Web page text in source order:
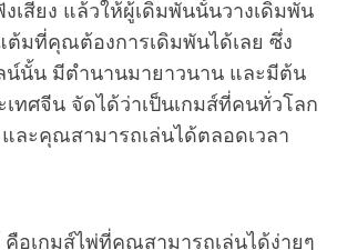
เสียง แล้วให้ผู้เดิมพันนั้นวางเดิมพัน
มที่คุณต้องการเดิมพันได้เลย ซึ่ง
น์นั้น มีตำนานมายาวนาน และมีต้น
เทศจีน จัดได้ว่าเป็นเกมส์ที่คนทั่วโลก
ละคุณสามารถเล่นได้ตลอดเวลา
อเกมส์ไพ่ที่คุณสามารถเล่นได้ง่ายๆ